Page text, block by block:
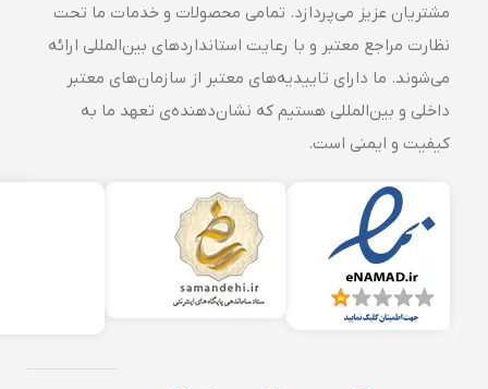
مشتریان عزیز می‌پردازد. تمامی محصولات و خدمات ما تحت
نظارت مراجع معتبر و با رعایت استانداردهای بین‌المللی ارائه
می‌شوند. ما دارای تاییدیه‌های معتبر از سازمان‌های معتبر
داخلی و بین‌المللی هستیم که نشان‌دهنده‌ی تعهد ما به
کیفیت و ایمنی است.